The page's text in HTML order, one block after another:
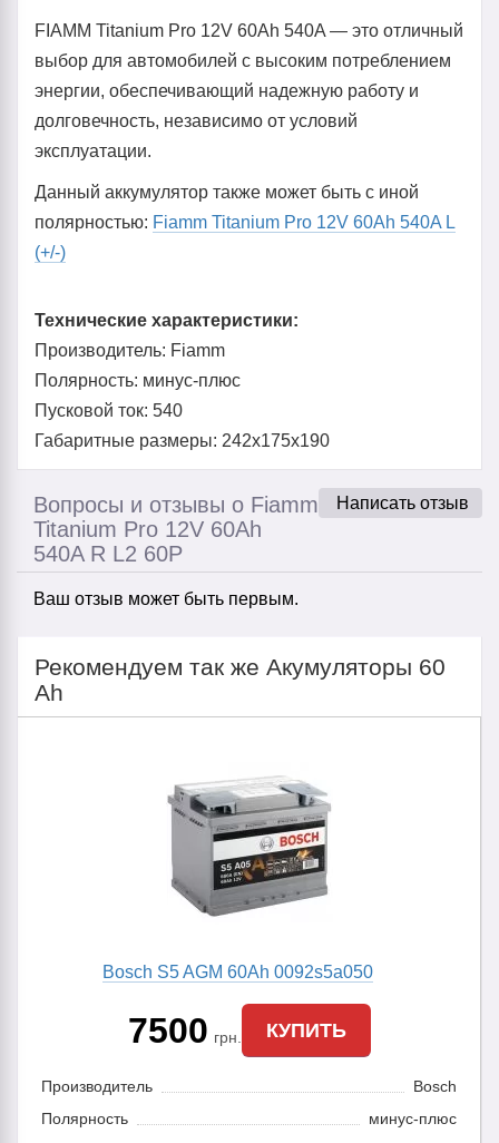
FIAMM Titanium Pro 12V 60Ah 540A — это отличный
выбор для автомобилей с высоким потреблением
энергии, обеспечивающий надежную работу и
долговечность, независимо от условий
эксплуатации.
Данный аккумулятор также может быть с иной
полярностью: Fiamm Titanium Pro 12V 60Ah 540A L
(+/-)
Технические характеристики:
Производитель: Fiamm
Полярность: минус-плюс
Пусковой ток: 540
Габаритные размеры: 242x175x190
Написать отзыв
Вопросы и отзывы о Fiamm
Titanium Pro 12V 60Ah
540A R L2 60P
Ваш отзыв может быть первым.
Рекомендуем так же Акумуляторы 60
Ah
Bosch S5 AGM 60Ah 0092s5a050
7500 грн. КУПИТЬ
Производитель
Bosch
Полярность
минус-плюс